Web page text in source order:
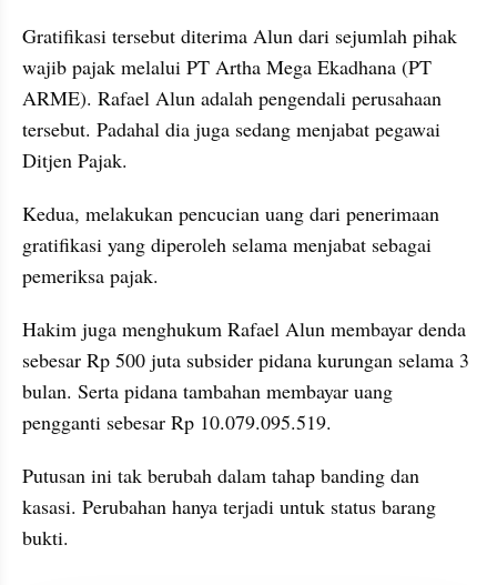
Gratifikasi tersebut diterima Alun dari sejumlah pihak
wajib pajak melalui PT Artha Mega Ekadhana (PT
ARME). Rafael Alun adalah pengendali perusahaan
tersebut. Padahal dia juga sedang menjabat pegawai
Ditjen Pajak.
Kedua, melakukan pencucian uang dari penerimaan
gratifikasi yang diperoleh selama menjabat sebagai
pemeriksa pajak.
Hakim juga menghukum Rafael Alun membayar denda
sebesar Rp 500 juta subsider pidana kurungan selama 3
bulan. Serta pidana tambahan membayar uang
pengganti sebesar Rp 10.079.095.519.
Putusan ini tak berubah dalam tahap banding dan
kasasi. Perubahan hanya terjadi untuk status barang
bukti.